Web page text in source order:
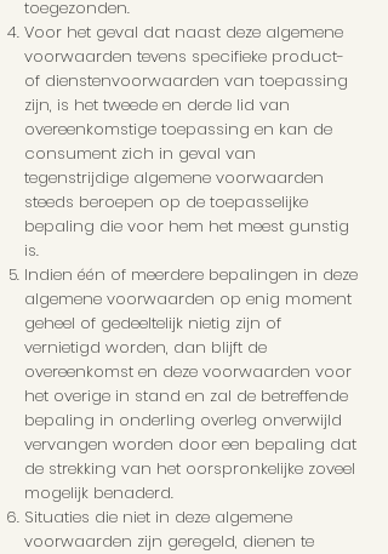
toegezonden.
Voor het geval dat naast deze algemene
voorwaarden tevens specifieke product-
of dienstenvoorwaarden van toepassing
zijn, is het tweede en derde lid van
overeenkomstige toepassing en kan de
consument zich in geval van
tegenstrijdige algemene voorwaarden
steeds beroepen op de toepasselijke
bepaling die voor hem het meest gunstig
is.
Indien één of meerdere bepalingen in deze
algemene voorwaarden op enig moment
geheel of gedeeltelijk nietig zijn of
vernietigd worden, dan blijft de
overeenkomst en deze voorwaarden voor
het overige in stand en zal de betreffende
bepaling in onderling overleg onverwijld
vervangen worden door een bepaling dat
de strekking van het oorspronkelijke zoveel
mogelijk benaderd.
Situaties die niet in deze algemene
voorwaarden zijn geregeld, dienen te